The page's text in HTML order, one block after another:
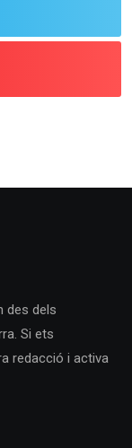
des dels
Si ets
redacció i activa